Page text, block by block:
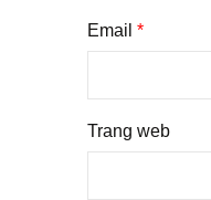
Email *
Trang web